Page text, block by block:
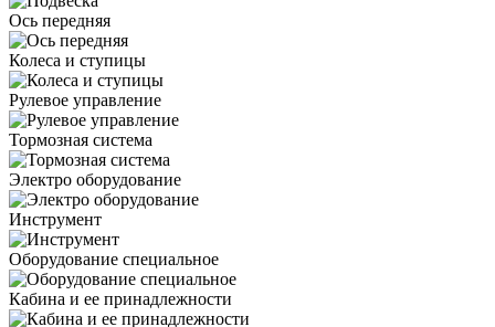
Ось передняя
Колеса и ступицы
Рулевое управление
Тормозная система
Электро оборудование
Инструмент
Оборудование специальное
Кабина и ее принадлежности